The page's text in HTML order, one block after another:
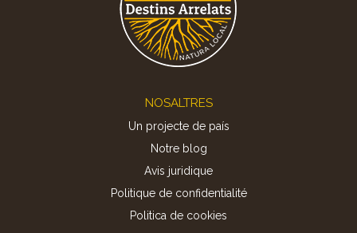
NOSALTRES
Un projecte de país
Notre blog
Avis juridique
Politique de confidentialité
Politica de cookies